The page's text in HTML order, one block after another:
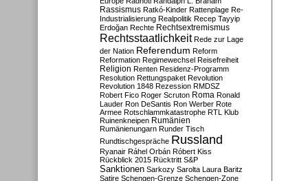
Rassismus Ratkó-Kinder Rattenplage Re-
Industrialisierung Realpolitik Recep Tayyip
Erdoğan Rechte Rechtsextremismus
Rechtsstaatlichkeit Rede zur Lage
der Nation Referendum Reform
Reformation Regimewechsel Reisefreiheit
Religion Renten Residenz-Programm
Resolution Rettungspaket Revolution
Revolution 1848 Rezession RMDSZ
Robert Fico Roger Scruton Roma Ronald
Lauder Ron DeSantis Ron Werber Rote
Armee Rotschlammkatastrophe RTL Klub
Ruinenkneipen Rumänien
Rumänienungarn Runder Tisch
Rundtischgespräche Russland
Ryanair Ráhel Orbán Róbert Kiss
Rückblick 2015 Rücktritt S&P
Sanktionen Sarkozy Sarolta Laura Baritz
Satire Schengen-Grenze Schengen-Zone